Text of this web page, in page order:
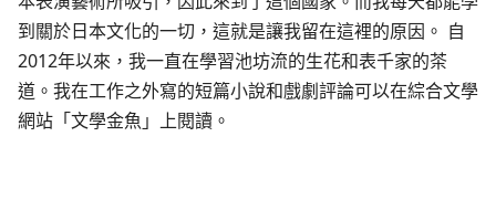
到關於日本文化的一切，這就是讓我留在這裡的原因。 自
2012年以來，我一直在學習池坊流的生花和表千家的茶
道。我在工作之外寫的短篇小說和戲劇評論可以在綜合文學
網站「文學金魚」上閱讀。